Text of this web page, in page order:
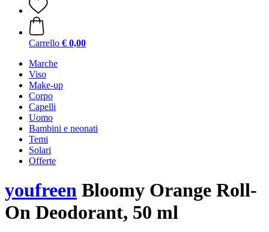
Carrello € 0,00
Marche
Viso
Make-up
Corpo
Capelli
Uomo
Bambini e neonati
Temi
Solari
Offerte
youfreen Bloomy Orange Roll-
On Deodorant, 50 ml